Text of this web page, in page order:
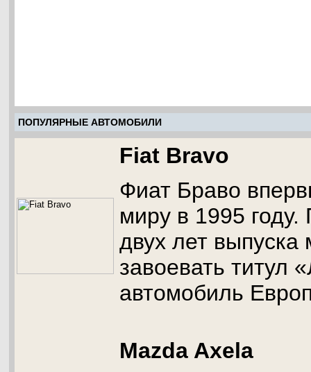
ПОПУЛЯРНЫЕ АВТОМОБИЛИ
Fiat Bravo
Фиат Браво
миру в 1995 году.
двух лет выпуска
завоевать титул
автомобиль
Mazda Axela